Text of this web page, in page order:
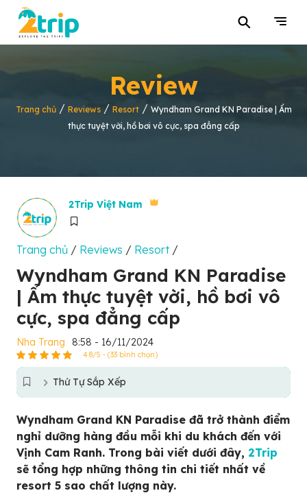
⚲
Review
Trang chủ/ Reviews/ Resort/ Wyndham Grand KN Paradise | Ẩm
thực tuyệt vời, hồ bơi vô cực, spa đẳng cấp
2Trip Việt Nam
Trang chủ / Reviews / Resort/
Wyndham Grand KN Paradise
| Ẩm thực tuyệt vời, hồ bơi vô
cực, spa đẳng cấp
Nha Trang 8:58 - 16/11/2024
4.8/5 - (33 bình chọn)
Thứ Tự Sắp Xếp
Wyndham Grand KN Paradise đã trở thành điểm
nghỉ dưỡng hàng đầu mỗi khi du khách đến với
Vịnh Cam Ranh. Trong bài viết dưới đây, 2Trip
sẽ tổng hợp những thông tin chi tiết nhất về
resort 5 sao chất lượng này.